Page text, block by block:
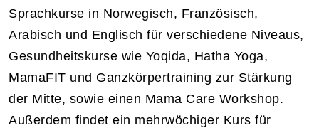
Sprachkurse in Norwegisch, Französisch,
Arabisch und Englisch für verschiedene Niveaus,
Gesundheitskurse wie Yoqida, Hatha Yoga,
MamaFIT und Ganzkörpertraining zur Stärkung
der Mitte, sowie einen Mama Care Workshop.
Außerdem findet ein mehrwöchiger Kurs für